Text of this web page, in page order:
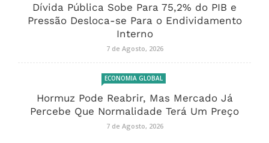
Dívida Pública Sobe Para 75,2% do PIB e
Pressão Desloca-se Para o Endividamento
Interno
7 de Agosto, 2026
ECONOMIA GLOBAL
Hormuz Pode Reabrir, Mas Mercado Já
Percebe Que Normalidade Terá Um Preço
7 de Agosto, 2026